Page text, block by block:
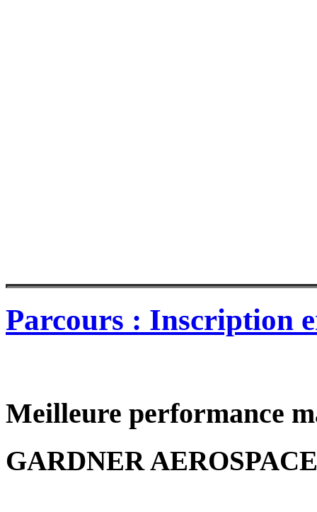
Parcours : Inscription
Meilleure performance
GARDNER